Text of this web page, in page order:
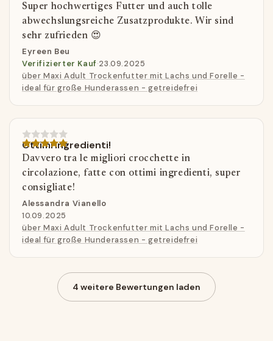
Super hochwertiges Futter und auch tolle
abwechslungsreiche Zusatzprodukte. Wir sind
sehr zufrieden 😍
Eyreen Beu
Verifizierter Kauf·23.09.2025
über Maxi Adult Trockenfutter mit Lachs und Forelle -
ideal für große Hunderassen - getreidefrei
Ottimi ingredienti!
Davvero tra le migliori crocchette in
circolazione, fatte con ottimi ingredienti, super
consigliate!
Alessandra Vianello
10.09.2025
über Maxi Adult Trockenfutter mit Lachs und Forelle -
ideal für große Hunderassen - getreidefrei
4 weitere Bewertungen laden